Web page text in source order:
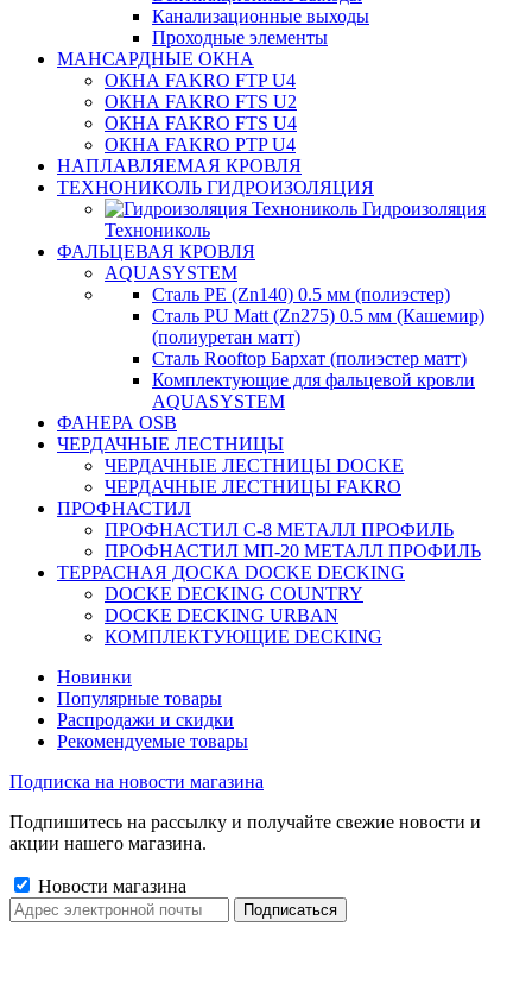
Канализационные выходы
Проходные элементы
МАНСАРДНЫЕ ОКНА
ОКНА FAKRO FTP U4
ОКНА FAKRO FTS U2
ОКНА FAKRO FTS U4
ОКНА FAKRO PTP U4
НАПЛАВЛЯЕМАЯ КРОВЛЯ
ТЕХНОНИКОЛЬ ГИДРОИЗОЛЯЦИЯ
Гидроизоляция
Технониколь
ФАЛЬЦЕВАЯ КРОВЛЯ
AQUASYSTEM
Сталь PE (Zn140) 0.5 мм (полиэстер)
Сталь PU Matt (Zn275) 0.5 мм (Кашемир)
(полиуретан матт)
Сталь Rooftop Бархат (полиэстер матт)
Комплектующие для фальцевой кровли
AQUASYSTEM
ФАНЕРА OSB
ЧЕРДАЧНЫЕ ЛЕСТНИЦЫ
ЧЕРДАЧНЫЕ ЛЕСТНИЦЫ DOCKE
ЧЕРДАЧНЫЕ ЛЕСТНИЦЫ FAKRO
ПРОФНАСТИЛ
ПРОФНАСТИЛ C-8 МЕТАЛЛ ПРОФИЛЬ
ПРОФНАСТИЛ МП-20 МЕТАЛЛ ПРОФИЛЬ
ТЕРРАСНАЯ ДОСКА DOCKE DECKING
DOCKE DECKING COUNTRY
DOCKE DECKING URBAN
КОМПЛЕКТУЮЩИЕ DECKING
Новинки
Популярные товары
Распродажи и скидки
Рекомендуемые товары
Подписка на новости магазина
Подпишитесь на рассылку и получайте свежие новости и
акции нашего магазина.
Новости магазина